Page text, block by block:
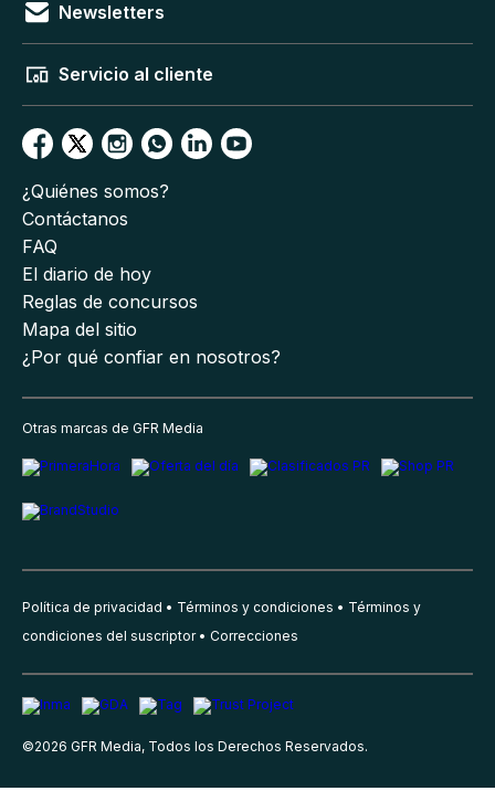
Newsletters
Servicio al cliente
¿Quiénes somos?
Contáctanos
FAQ
El diario de hoy
Reglas de concursos
Mapa del sitio
¿Por qué confiar en nosotros?
Otras marcas de GFR Media
Política de privacidad Términos y condiciones
Términos y
condiciones del suscriptor
Correcciones
©2026 GFR Media, Todos los Derechos Reservados.